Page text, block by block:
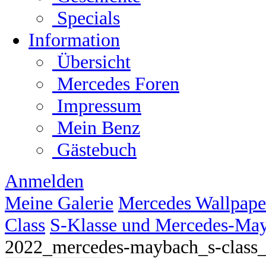
Specials
Information
Übersicht
Mercedes Foren
Impressum
Mein Benz
Gästebuch
Anmelden
Meine Galerie Mercedes
Class S-Klasse und Mercedes-
2022_mercedes-maybach_s-